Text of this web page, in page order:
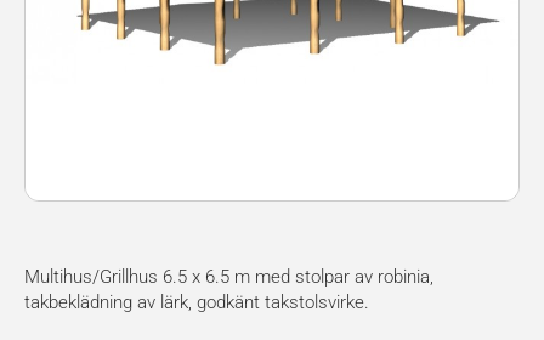
Multihus/Grillhus 6.5 x 6.5 m med stolpar av robinia,
takbeklädning av lärk, godkänt takstolsvirke.